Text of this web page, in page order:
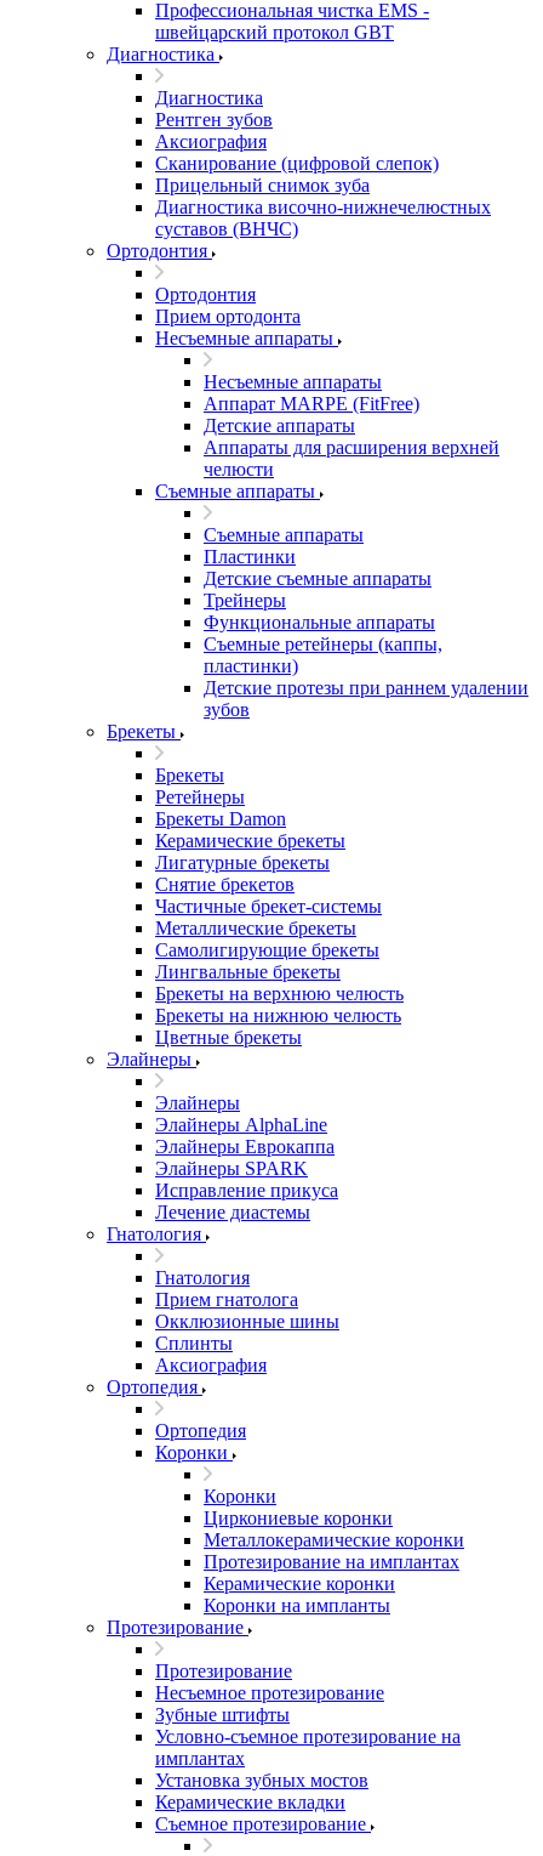
Профессиональная чистка EMS -
швейцарский протокол GBT
Диагностика
Диагностика
Рентген зубов
Аксиография
Сканирование (цифровой слепок)
Прицельный снимок зуба
Диагностика височно-нижнечелюстных
суставов (ВНЧС)
Ортодонтия
Ортодонтия
Прием ортодонта
Несъемные аппараты
Несъемные аппараты
Аппарат MARPE (FitFree)
Детские аппараты
Аппараты для расширения верхней
челюсти
Съемные аппараты
Съемные аппараты
Пластинки
Детские съемные аппараты
Трейнеры
Функциональные аппараты
Съемные ретейнеры (каппы,
пластинки)
Детские протезы при раннем удалении
зубов
Брекеты
Брекеты
Ретейнеры
Брекеты Damon
Керамические брекеты
Лигатурные брекеты
Снятие брекетов
Частичные брекет-системы
Металлические брекеты
Самолигирующие брекеты
Лингвальные брекеты
Брекеты на верхнюю челюсть
Брекеты на нижнюю челюсть
Цветные брекеты
Элайнеры
Элайнеры
Элайнеры AlphaLine
Элайнеры Еврокаппа
Элайнеры SPARK
Исправление прикуса
Лечение диастемы
Гнатология
Гнатология
Прием гнатолога
Окклюзионные шины
Сплинты
Аксиография
Ортопедия
Ортопедия
Коронки
Коронки
Циркониевые коронки
Металлокерамические коронки
Протезирование на имплантах
Керамические коронки
Коронки на импланты
Протезирование
Протезирование
Несъемное протезирование
Зубные штифты
Условно-съемное протезирование на
имплантах
Установка зубных мостов
Керамические вкладки
Съемное протезирование